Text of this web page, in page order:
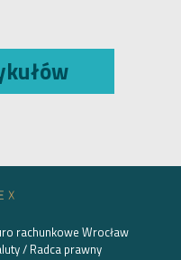
rachunkowe Wrocław
/ Radca prawny